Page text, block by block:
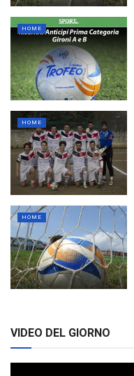
HOME
HOME
HOME
VIDEO DEL GIORNO